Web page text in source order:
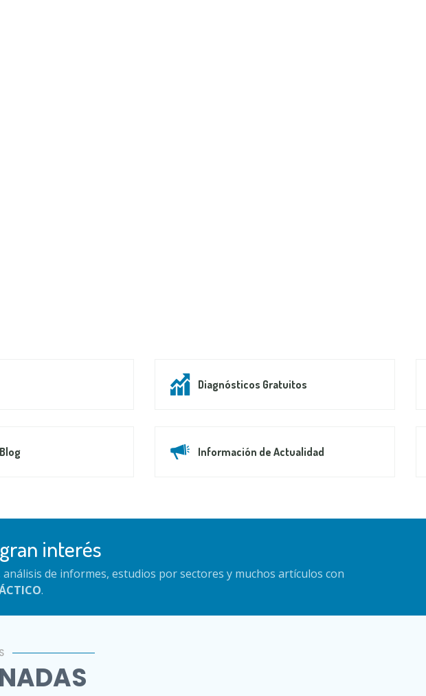
Diagnósticos Gratuitos
Información de Actualidad
interés
análisis de informes, estudios por sectores y muchos artículos con
.